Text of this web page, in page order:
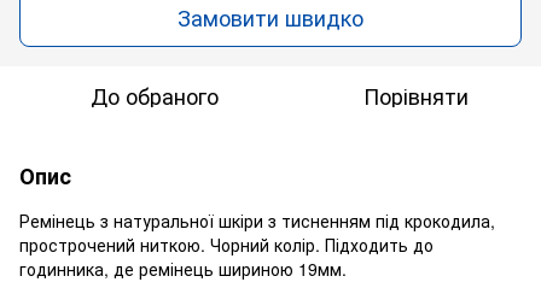
Замовити швидко
До обраного Порівняти
Опис
Ремінець з натуральної шкіри з тисненням під крокодила,
прострочений ниткою. Чорний колір. Підходить до
годинника, де ремінець шириною 19мм.